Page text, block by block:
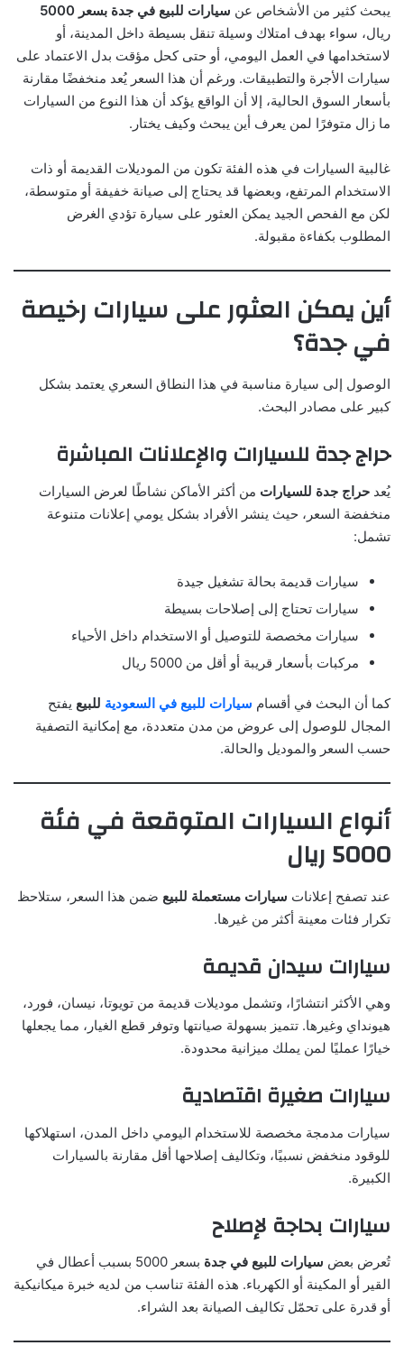
يبحث كثير من الأشخاص عن سيارات للبيع في جدة بسعر 5000
ريال، سواء بهدف امتلاك وسيلة تنقل بسيطة داخل المدينة، أو
لاستخدامها في العمل اليومي، أو حتى كحل مؤقت بدل الاعتماد على
سيارات الأجرة والتطبيقات. ورغم أن هذا السعر يُعد منخفضًا مقارنة
بأسعار السوق الحالية، إلا أن الواقع يؤكد أن هذا النوع من السيارات
ما زال متوفرًا لمن يعرف أين يبحث وكيف يختار.
غالبية السيارات في هذه الفئة تكون من الموديلات القديمة أو ذات
الاستخدام المرتفع، وبعضها قد يحتاج إلى صيانة خفيفة أو متوسطة،
لكن مع الفحص الجيد يمكن العثور على سيارة تؤدي الغرض
المطلوب بكفاءة مقبولة.
أين يمكن العثور على سيارات رخيصة
في جدة؟
الوصول إلى سيارة مناسبة في هذا النطاق السعري يعتمد بشكل
كبير على مصادر البحث.
حراج جدة للسيارات والإعلانات المباشرة
يُعد حراج جدة للسيارات من أكثر الأماكن نشاطًا لعرض السيارات
منخفضة السعر، حيث ينشر الأفراد بشكل يومي إعلانات متنوعة
تشمل:
سيارات قديمة بحالة تشغيل جيدة
سيارات تحتاج إلى إصلاحات بسيطة
سيارات مخصصة للتوصيل أو الاستخدام داخل الأحياء
مركبات بأسعار قريبة أو أقل من 5000 ريال
كما أن البحث في أقسام سيارات للبيع في السعودية للبيع يفتح
المجال للوصول إلى عروض من مدن متعددة، مع إمكانية التصفية
حسب السعر والموديل والحالة.
أنواع السيارات المتوقعة في فئة
5000 ريال
عند تصفح إعلانات سيارات مستعملة للبيع ضمن هذا السعر، ستلاحظ
تكرار فئات معينة أكثر من غيرها.
سيارات سيدان قديمة
وهي الأكثر انتشارًا، وتشمل موديلات قديمة من تويوتا، نيسان، فورد،
هيونداي وغيرها. تتميز بسهولة صيانتها وتوفر قطع الغيار، مما يجعلها
خيارًا عمليًا لمن يملك ميزانية محدودة.
سيارات صغيرة اقتصادية
سيارات مدمجة مخصصة للاستخدام اليومي داخل المدن، استهلاكها
للوقود منخفض نسبيًا، وتكاليف إصلاحها أقل مقارنة بالسيارات
الكبيرة.
سيارات بحاجة لإصلاح
تُعرض بعض سيارات للبيع في جدة
بسعر 5000 بسبب أعطال في
القير أو المكينة أو الكهرباء. هذه الفئة تناسب من لديه خبرة ميكانيكية
أو قدرة على تحمّل تكاليف الصيانة بعد الشراء.